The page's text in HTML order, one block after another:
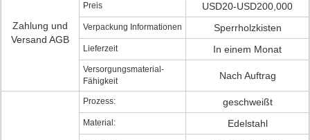
Zahlung und
Versand AGB
Preis USD20-USD200,000
Verpackung Informationen Sperrholzkisten
Lieferzeit In einem Monat
Versorgungsmaterial-
Fähigkeit
Nach Auftrag
Prozess: geschweißt
Material: Edelstahl